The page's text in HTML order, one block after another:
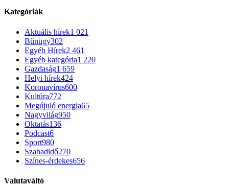
Kategóriák
Aktuális hírek1 021
Bűnügy302
Egyéb Hírek2 461
Egyéb kategória1 220
Gazdaság1 659
Helyi hírek424
Koronavírus600
Kultúra772
Megújuló energia65
Nagyvilág950
Oktatás136
Podcast6
Sport980
Szabadidő270
Színes-érdekes656
Valutaváltó